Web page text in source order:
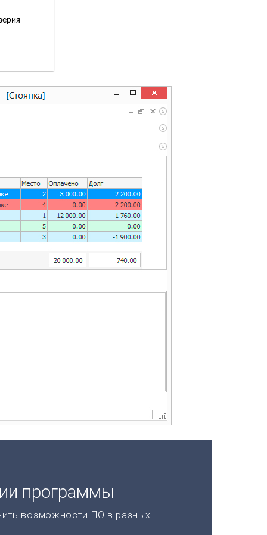
программы
возможности ПО в разных